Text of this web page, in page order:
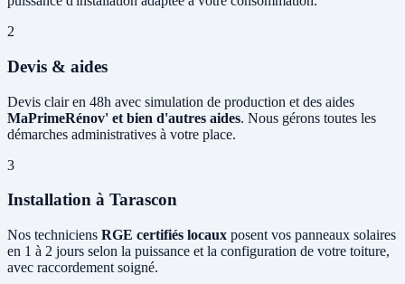
2
Devis & aides
Devis clair en 48h avec simulation de production et des aides
MaPrimeRénov' et bien d'autres aides. Nous gérons toutes les
démarches administratives à votre place.
3
Installation à Tarascon
Nos techniciens RGE certifiés locaux posent vos panneaux solaires
en 1 à 2 jours selon la puissance et la configuration de votre toiture,
avec raccordement soigné.